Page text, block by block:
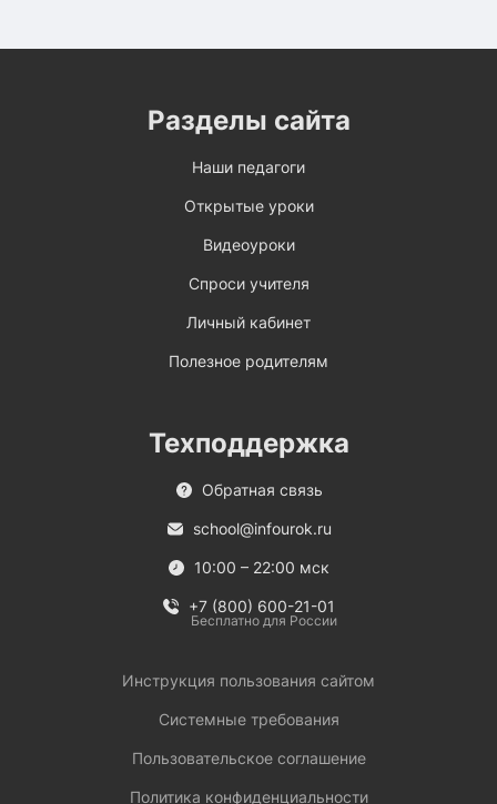
Разделы сайта
Наши педагоги
Открытые уроки
Видеоуроки
Спроси учителя
Личный кабинет
Полезное родителям
Техподдержка
Обратная связь
school@infourok.ru
10:00 – 22:00 мск
+7 (800) 600-21-01
Бесплатно для России
Инструкция пользования сайтом
Системные требования
Пользовательское соглашение
Политика конфиденциальности